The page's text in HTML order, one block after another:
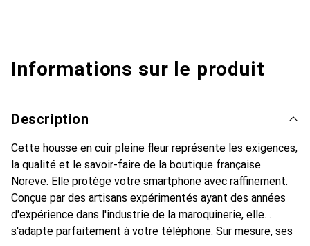
Informations sur le produit
Description
Cette housse en cuir pleine fleur représente les exigences,
la qualité et le savoir-faire de la boutique française
Noreve. Elle protège votre smartphone avec raffinement.
Conçue par des artisans expérimentés ayant des années
d'expérience dans l'industrie de la maroquinerie, elle
s'adapte parfaitement à votre téléphone. Sur mesure, ses